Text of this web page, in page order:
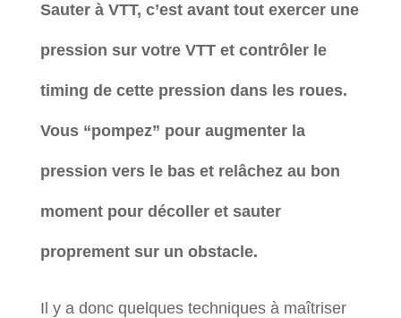
Sauter à VTT, c’est avant tout exercer une
pression sur votre VTT et contrôler le
timing de cette pression dans les roues.
Vous “pompez” pour augmenter la
pression vers le bas et relâchez au bon
moment pour décoller et sauter
proprement sur un obstacle.
Il y a donc quelques techniques à maîtriser